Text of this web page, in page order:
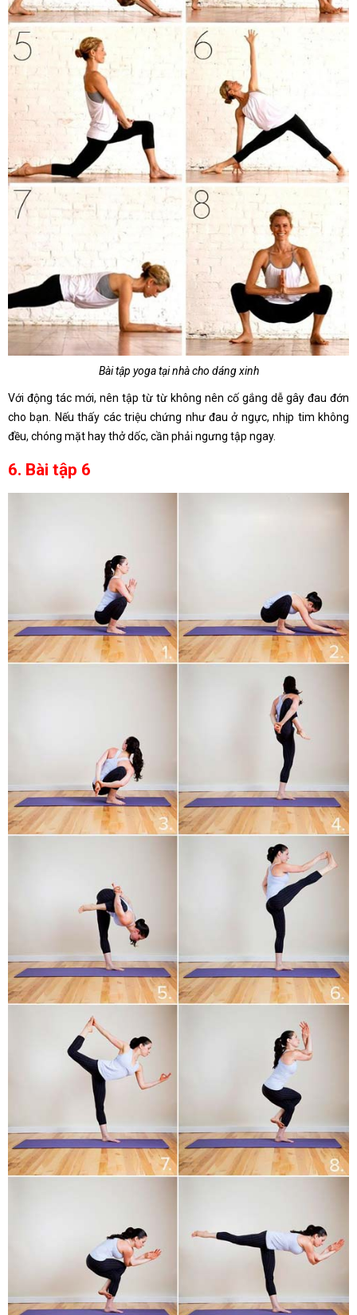
Bài tập yoga tại nhà cho dáng xinh
Với động tác mới, nên tập từ từ không nên cố gắng dễ gây đau đớn
cho bạn. Nếu thấy các triệu chứng như đau ở ngực, nhịp tim không
đều, chóng mặt hay thở dốc, cần phải ngưng tập ngay.
6. Bài tập 6